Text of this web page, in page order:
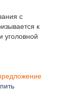
с
к
уголовной